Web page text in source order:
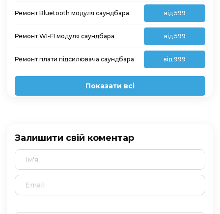
Ремонт Bluetooth модуля саундбара від 599
Ремонт WI-FI модуля саундбара від 599
Ремонт плати підсилювача саундбара від 999
Показати всі
Залишити свій коментар